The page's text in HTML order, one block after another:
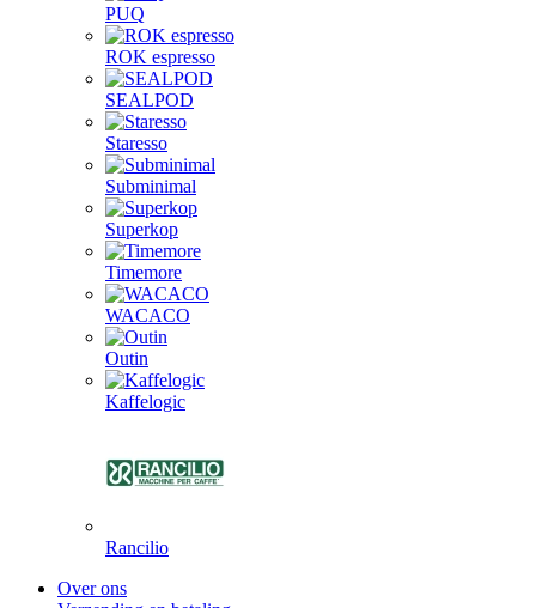
PUQ
ROK espresso
SEALPOD
Staresso
Subminimal
Superkop
Timemore
WACACO
Outin
Kaffelogic
Rancilio
Over ons